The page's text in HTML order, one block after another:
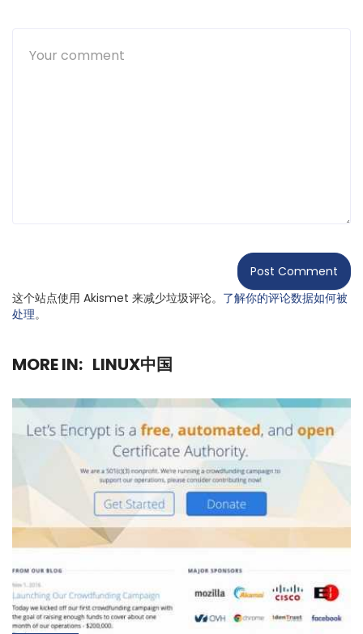
这个站点使用 Akismet 来减少垃圾评论。 了解你的评论数据如何被
处理。
MORE IN: LINUX中国